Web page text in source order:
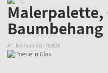
Malerpalette,
Baumbehang
Artikel-Nummer: 753526